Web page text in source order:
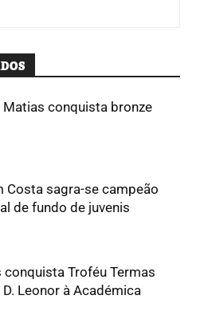
Matias conquista bronze
Costa sagra-se campeão
de fundo de juvenis
conquista Troféu Termas
D. Leonor à Académica